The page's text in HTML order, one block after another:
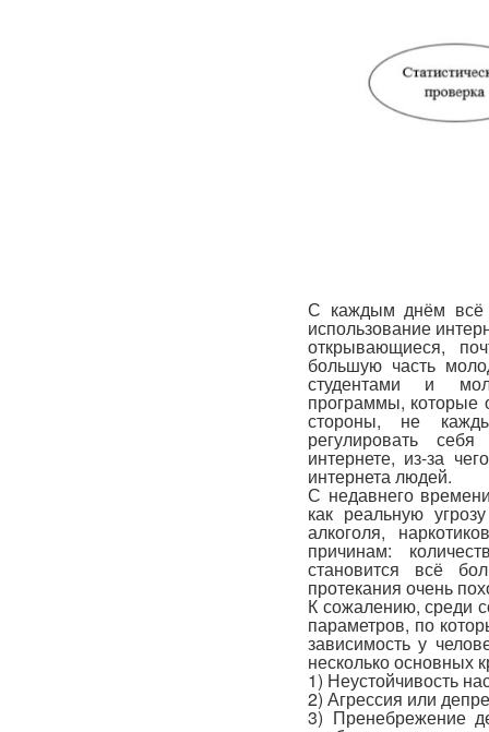
С каждым днём всё
использование
открывающиеся,
большую часть
студентами и
программы, которые
стороны, не
регулировать
интернете, из-за
интернета людей.
С недавнего
как реальную
алкоголя,
причинам:
становится всё
протекания очень
К сожалению, среди
параметров, по
зависимость у
несколько основных
1) Неустойчивость
2) Агрессия или
3) Пренебрежение